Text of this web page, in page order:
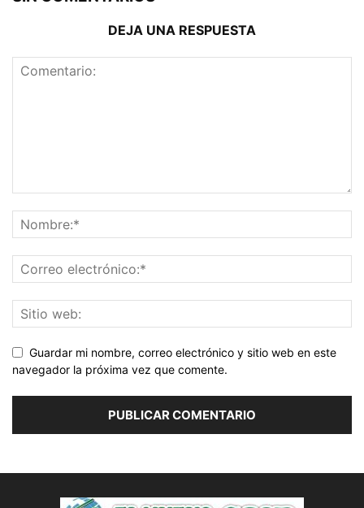
DEJA UNA RESPUESTA
Guardar mi nombre, correo electrónico y sitio web en este
navegador la próxima vez que comente.